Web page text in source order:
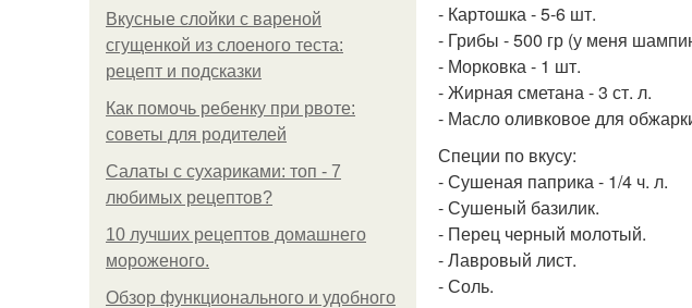
Вкусные слойки с вареной
сгущенкой из слоеного теста:
рецепт и подсказки
Как помочь ребенку при рвоте:
советы для родителей
Салаты с сухариками: топ - 7
любимых рецептов?
10 лучших рецептов домашнего
мороженого.
Обзор функционального и удобного
- Картошка - 5-6 шт.
- Грибы - 500 гр (у меня
- Морковка - 1 шт.
- Жирная сметана - 3 ст. л.
- Масло оливковое для
Специи по вкусу:
- Сушеная паприка - 1/4 ч. л.
- Сушеный базилик.
- Перец черный молотый.
- Лавровый лист.
- Соль.